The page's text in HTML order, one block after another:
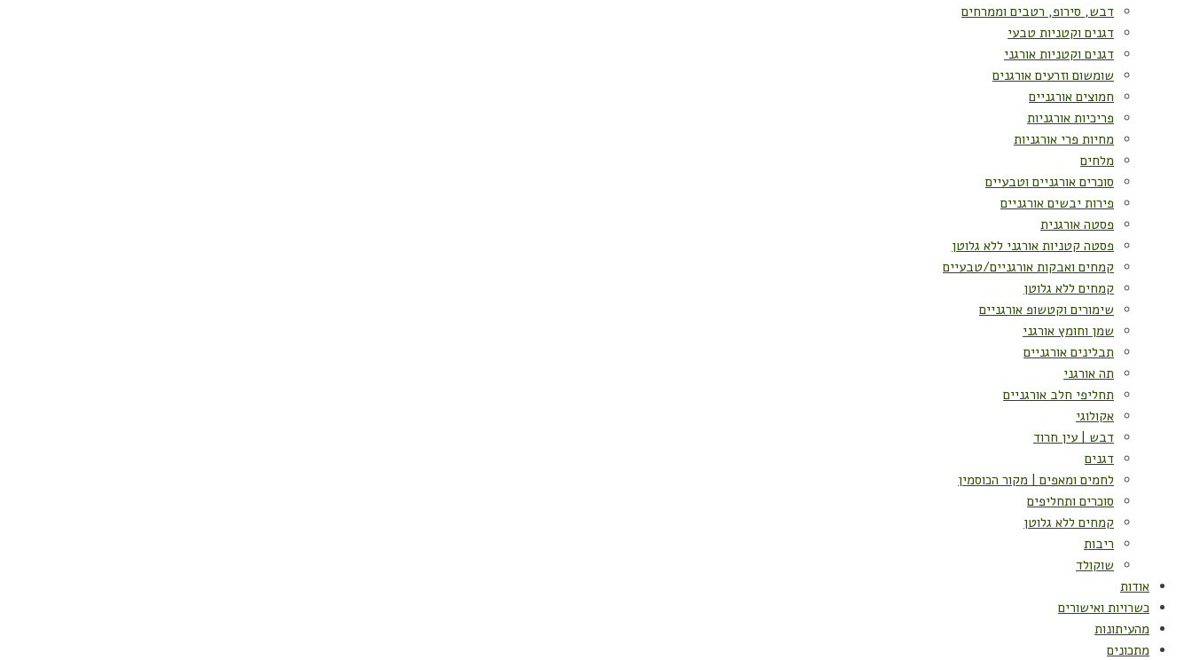
דבש, סירופ, רטבים וממרחים
דגנים וקטניות טבעי
דגנים וקטניות אורגני
שומשום וזרעים אורגנים
חמוצים אורגניים
פריכיות אורגניות
מחיות פרי אורגניות
מלחים
סוכרים אורגניים וטבעיים
פירות יבשים אורגניים
פסטה אורגנית
פסטה קטניות אורגני ללא גלוטן
קמחים ואבקות אורגניים/טבעיים
קמחים ללא גלוטן
שימורים וקטשופ אורגניים
שמן וחומץ אורגני
תבלינים אורגניים
תה אורגני
תחליפי חלב אורגניים
אקולוגי
דבש | עין חרוד
דגנים
לחמים ומאפים | מקור הכוסמין
סוכרים ותחליפים
קמחים ללא גלוטן
ריבות
שוקולד
אודות
כשרויות ואישורים
מהעיתונות
מתכונים